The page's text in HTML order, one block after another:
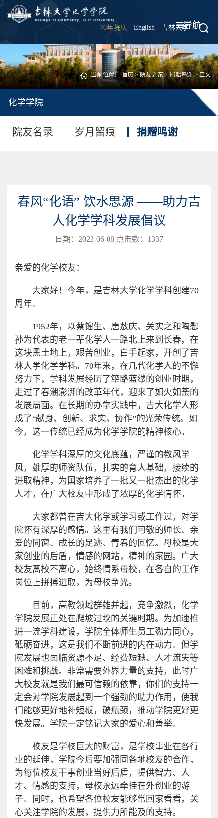
70年院庆 English 吉林大学 |
导航
当前位置：首页>院友之家>捐赠鸣谢> 正文
化学学院
院友名录 岁月留痕 捐赠鸣谢
春风“化语” 饮水思源 ——助力吉
大化学学科发展倡议
日期：2022-06-08 点击数： 1337
亲爱的化学校友：
大家好！今年，是吉林大学化学学科创建70
周年。
1952年，以蔡镏生、唐敖庆、关实之和陶慰
孙为代表的老一辈化学人一路北上来到长春，在
这块黑土地上，艰苦创业，白手起家，开创了吉
林大学化学学科。70年来，在几代化学人的不懈
努力下，学科发展经历了筚路蓝缕的创业时期，
走过了春潮澎湃的改革年代，迎来了如火如荼的
发展局面。在长期的办学实践中，吉大化学人形
成了“献身、创新、求实、协作”的光荣传统。如
今，这一传统已经成为化学学院的精神核心。
化学学科深厚的文化底蕴，严谨的教风学
风，雄厚的师资队伍，扎实的育人基础，接续的
进取精神，为国家培养了一批又一批杰出的化学
人才，在广大校友中形成了浓厚的化学情怀。
大家都曾在吉大化学或学习或工作过，对学
院怀有深厚的感情。这里有我们可敬的师长、亲
爱的同窗、成长的足迹、青春的回忆。母校是大
家创业的后盾，情感的网站，精神的家园。广大
校友离校不离心，始终情系母校，在各自的工作
岗位上拼搏进取，为母校争光。
目前，高教领域群雄并起，竞争激烈，化学
学院发展正处在爬坡过坎的关键时期。为加速推
进一流学科建设，学院全体师生员工勠力同心，
砥砺奋进，这是我们不断前进的内在动力。但学
院发展也面临资源不足、经费短缺、人才流失等
困难和挑战。非常需要外界力量的支持，此时广
大校友就是我们最可信赖的依靠，你们的支持一
定会对学院发展起到一个强劲的助力作用，使我
们能够更好地补短板，破瓶颈，推动学院更好更
快发展。学院一定铭记大家的爱心和善举。
校友是学校巨大的财富，是学校事业在各行
业的延伸，学院今后要加强同各地校友的合作，
为每位校友干事创业当好后盾，提供智力、人
才、情感的支持，母校永远牵挂在外创业的游
子。同时，也希望各位校友能够常回家看看，关
心关注学院的发展，提供力所能及的支持。